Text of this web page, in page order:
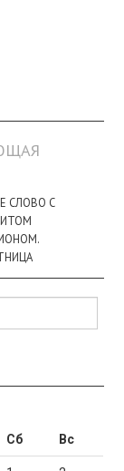
СЛОВО С
Сб Вс